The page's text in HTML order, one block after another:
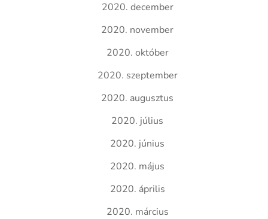
2020. december
2020. november
2020. október
2020. szeptember
2020. augusztus
2020. július
2020. június
2020. május
2020. április
2020. március